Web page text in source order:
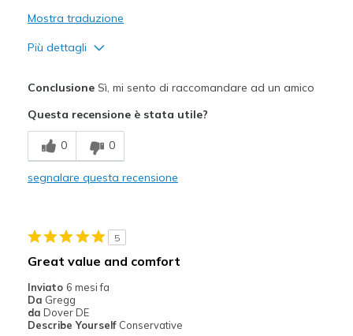
Mostra traduzione
Più dettagli
Comfortable
Durable
Casual Wear
Width
Sizing
View On Shoes
I'm Into Shoes
ConclusioneSì, mi sento di raccomandare ad un amico
Questa recensione è stata utile?
0 0
segnalare questa recensione
5
Great value and comfort
Inviato 6 mesi fa
Da Gregg
da Dover DE
Describe Yourself Conservative